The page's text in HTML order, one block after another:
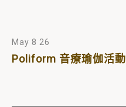
May 8 26
Poliform 音療瑜伽活動